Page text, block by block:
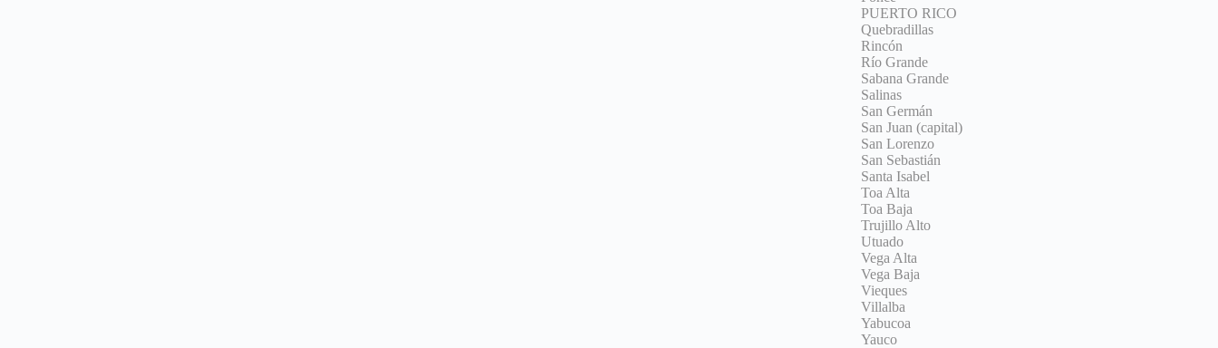
PUERTO RICO
Quebradillas
Rincón
Río Grande
Sabana Grande
Salinas
San Germán
San Juan (capital)
San Lorenzo
San Sebastián
Santa Isabel
Toa Alta
Toa Baja
Trujillo Alto
Utuado
Vega Alta
Vega Baja
Vieques
Villalba
Yabucoa
Yauco